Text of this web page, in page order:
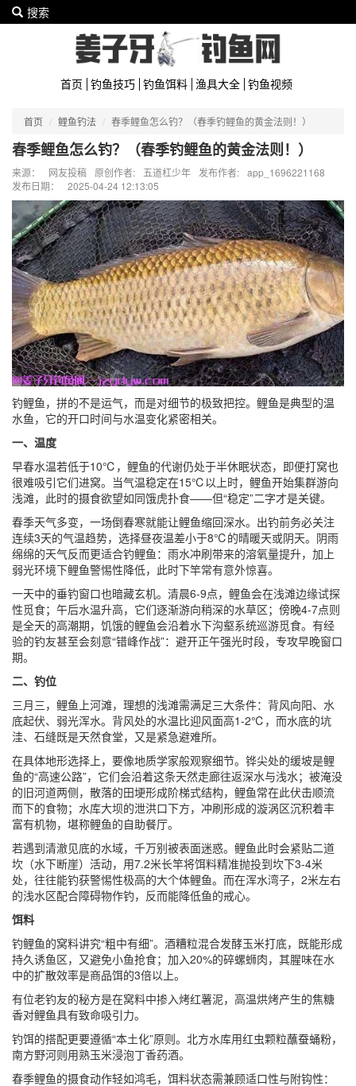
搜索
首页 钓鱼技巧 钓鱼饵料 渔具大全 钓鱼视频
首页 鲤鱼钓法 春季鲤鱼怎么钓？（春季钓鲤鱼的黄金法则！）
春季鲤鱼怎么钓？（春季钓鲤鱼的黄金法则！）
来源： 网友投稿 原创作者: 五道杠少年 发布作者: app_1696221168
发布日期：
2025-04-24 12:13:05
钓鲤鱼，拼的不是运气，而是对细节的极致把控。鲤鱼是典型的温
水鱼，它的开口时间与水温变化紧密相关。
一、温度
早春水温若低于10℃，鲤鱼的代谢仍处于半休眠状态，即便打窝也
很难吸引它们进窝。当气温稳定在15℃以上时，鲤鱼开始集群游向
浅滩，此时的摄食欲望如同饿虎扑食——但“稳定”二字才是关键。
春季天气多变，一场倒春寒就能让鲤鱼缩回深水。出钓前务必关注
连续3天的气温趋势，选择昼夜温差小于8℃的晴暖天或阴天。阴雨
绵绵的天气反而更适合钓鲤鱼：雨水冲刷带来的溶氧量提升，加上
弱光环境下鲤鱼警惕性降低，此时下竿常有意外惊喜。
一天中的垂钓窗口也暗藏玄机。清晨6-9点，鲤鱼会在浅滩边缘试探
性觅食；午后水温升高，它们逐渐游向稍深的水草区；傍晚4-7点则
是全天的高潮期，饥饿的鲤鱼会沿着水下沟壑系统巡游觅食。有经
验的钓友甚至会刻意“错峰作战”：避开正午强光时段，专攻早晚窗口
期。
二、钓位
三月三，鲤鱼上河滩，理想的浅滩需满足三大条件：背风向阳、水
底起伏、弱光浑水。背风处的水温比迎风面高1-2℃，而水底的坑
洼、石缝既是天然食堂，又是紧急避难所。
在具体地形选择上，要像地质学家般观察细节。铧尖处的缓坡是鲤
鱼的“高速公路”，它们会沿着这条天然走廊往返深水与浅水；被淹没
的旧河道两侧，散落的田埂形成阶梯式结构，鲤鱼常在此伏击顺流
而下的食物；水库大坝的泄洪口下方，冲刷形成的漩涡区沉积着丰
富有机物，堪称鲤鱼的自助餐厅。
若遇到清澈见底的水域，千万别被表面迷惑。鲤鱼此时会紧贴二道
坎（水下断崖）活动，用7.2米长竿将饵料精准抛投到坎下3-4米
处，往往能钓获警惕性极高的大个体鲤鱼。而在浑水湾子，2米左右
的浅水区配合障碍物作钓，反而能降低鱼的戒心。
饵料
钓鲤鱼的窝料讲究“粗中有细”。酒糟粒混合发酵玉米打底，既能形成
持久诱鱼区，又避免小鱼抢食；加入20%的碎螺蛳肉，其腥味在水
中的扩散效率是商品饵的3倍以上。
有位老钓友的秘方是在窝料中掺入烤红薯泥，高温烘烤产生的焦糖
香对鲤鱼具有致命吸引力。
钓饵的搭配更要遵循“本土化”原则。北方水库用红虫颗粒蘸蚕蛹粉，
南方野河则用熟玉米浸泡丁香药酒。
春季鲤鱼的摄食动作轻如鸿毛，饵料状态需兼顾适口性与附钩性：